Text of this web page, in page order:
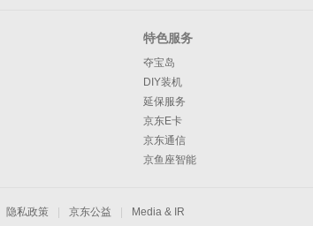
特色服务
夺宝岛
DIY装机
延保服务
京东E卡
京东通信
京鱼座智能
隐私政策 京东公益 Media & IR